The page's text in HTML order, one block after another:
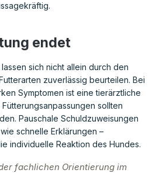
endet
sich nicht allein durch den
zuverlässig beurteilen. Bei
Symptomen ist eine tierärztliche
sollten
Pauschale Schuldzuweisungen
schnelle Erklärungen –
individuelle Reaktion des Hundes.
fachlichen Orientierung im